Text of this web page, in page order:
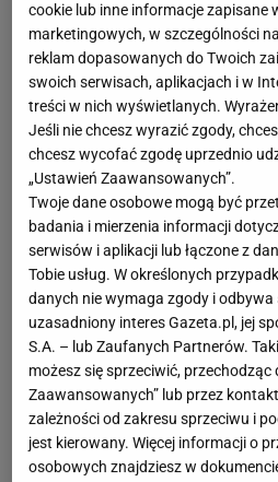
cookie lub inne informacje zapisane
marketingowych, w szczególności
reklam dopasowanych do Twoich
swoich serwisach, aplikacjach i w
treści w nich wyświetlanych.
Jeśli nie chcesz wyrazić zgody,
chcesz wycofać zgodę uprzednio
„Ustawień Zaawansowanych”.
Twoje dane osobowe mogą być
badania i mierzenia informacji
serwisów i aplikacji lub łączone z
Tobie usług. W określonych
danych nie wymaga zgody i odbywa
uzasadniony interes Gazeta.pl, jej
S.A. – lub Zaufanych Partnerów.
możesz się sprzeciwić, przechodząc
Zaawansowanych” lub przez
zależności od zakresu sprzeciwu i
jest kierowany. Więcej informacji o
osobowych znajdziesz w